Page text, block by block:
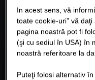
In acest sens, vă
toate cookie-uri” vă
pagina noastră pot fi
(şi cu sediul în USA) în
noastră referitoare la
Puteţi folosi alternativ